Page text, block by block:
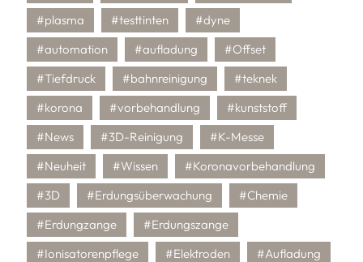
#plasma #testtinten
#dyne
#automation
#aufladung
#Offset
#Tiefdruck
#bahnreinigung
#teknek
#korona
#vorbehandlung
#kunststoff
#News
#3D-Reinigung
#K-Messe
#Neuheit
#Wissen
#Koronavorbehandlung
#3D
#Erdungsüberwachung
#Chemie
#Erdungzange
#Erdungszange
#Ionisatorenpflege
#Elektroden
#Aufladung